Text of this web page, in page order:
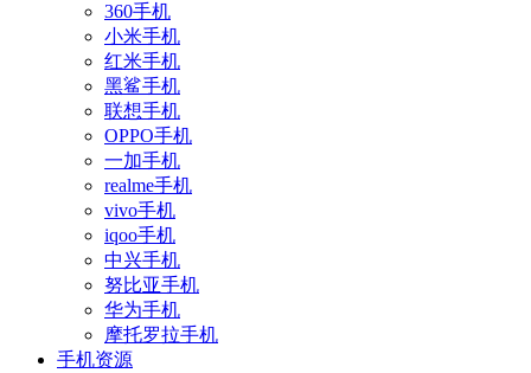
360手机
小米手机
红米手机
黑鲨手机
联想手机
OPPO手机
一加手机
realme手机
vivo手机
iqoo手机
中兴手机
努比亚手机
华为手机
摩托罗拉手机
手机资源